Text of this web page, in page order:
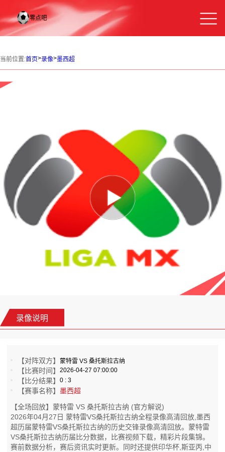
当前位置:首页>录像>墨西超
录像说明
【对阵双方】蒙特雷 VS 桑托斯拉古纳
【比赛时间】2026-04-27 07:00:00
【比分结果】0 : 3
【赛事名称】墨西超
【全场回放】蒙特雷 VS 桑托斯拉古纳 (官方解说)
2026年04月27日 蒙特雷VS桑托斯拉古纳全程录像高清回放,墨西
超历届蒙特雷VS桑托斯拉古纳的历史交锋录像高清回放。蒙特雷
VS桑托斯拉古纳历届比分数据，比赛视频下载，精彩片段集锦。
赛前数据分析，赛后资讯实时更新。同时还提供印华杯,斯亚丙,中